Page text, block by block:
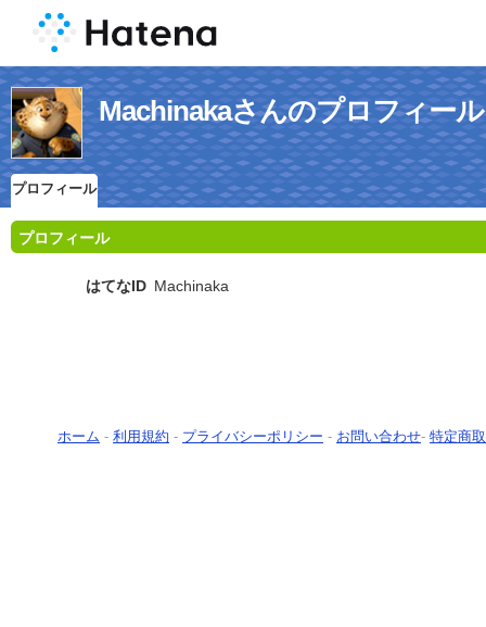
Machinakaさんのプロフィール
プロフィール
プロフィール
はてなID Machinaka
ホーム - 利用規約 - プライバシーポリシー - お問い合わせ- 特定商